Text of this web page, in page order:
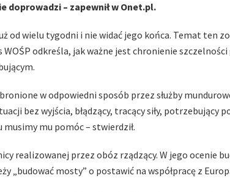
doprowadzi – zapewnił w Onet.pl.
od wielu tygodni i nie widać jego końca. Temat ten
odkreśla, jak ważne jest chronienie
w odpowiedni sposób przez służby
bez wyjścia, błądzący, tracący siły, potrzebujący
mu pomóc – stwierdził.
realizowanej przez obóz rządzący. W jego ocenie
„budować mosty” o postawić na współpracę z